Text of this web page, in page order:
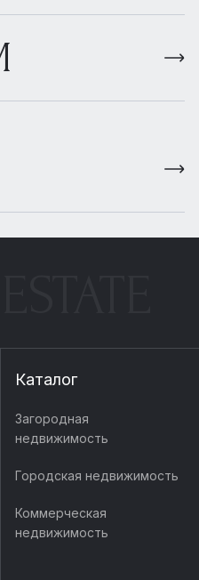
Каталог
Загородная
недвижимость
Городская недвижимость
Коммерческая
недвижимость